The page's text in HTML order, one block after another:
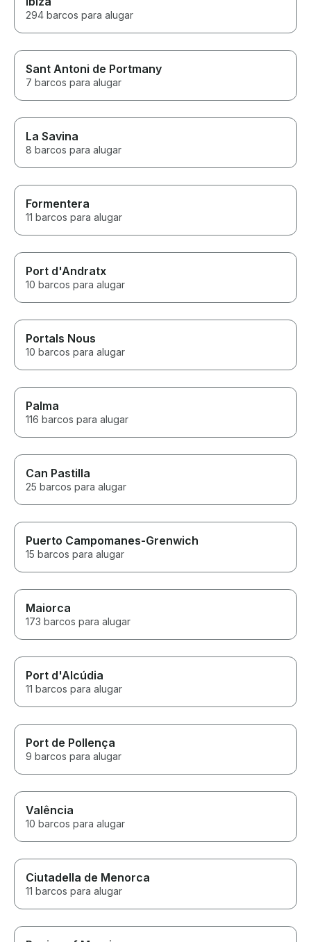
294 barcos para alugar
Sant Antoni de Portmany
7 barcos para alugar
La Savina
8 barcos para alugar
Formentera
11 barcos para alugar
Port d'Andratx
10 barcos para alugar
Portals Nous
10 barcos para alugar
Palma
116 barcos para alugar
Can Pastilla
25 barcos para alugar
Puerto Campomanes-Grenwich
15 barcos para alugar
Maiorca
173 barcos para alugar
Port d'Alcúdia
11 barcos para alugar
Port de Pollença
9 barcos para alugar
Valência
10 barcos para alugar
Ciutadella de Menorca
11 barcos para alugar